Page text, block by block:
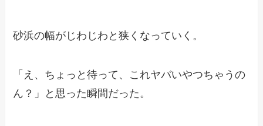
砂浜の幅がじわじわと狭くなっていく。
「え、ちょっと待って、これヤバいやつちゃうの
ん？」と思った瞬間だった。